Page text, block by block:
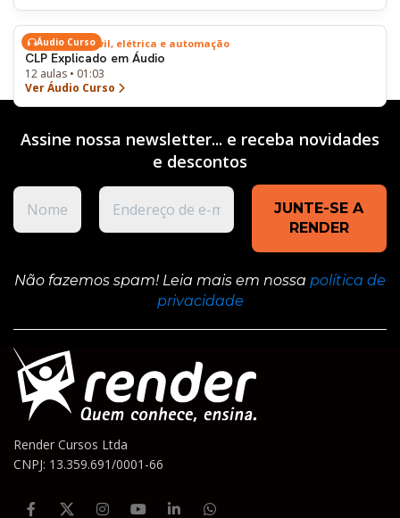
Áudio Curso
Engenharia civil, elétrica e automação
CLP Explicado em Áudio
12 aulas • 01:03
Ver Áudio Curso
Assine nossa newsletter... e receba novidades
e descontos
Não fazemos spam! Leia mais em nossa política de
privacidade
Render Cursos Ltda
CNPJ: 13.359.691/0001-66